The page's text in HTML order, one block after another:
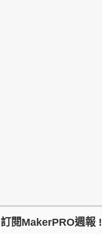
訂閱MakerPRO週報 !